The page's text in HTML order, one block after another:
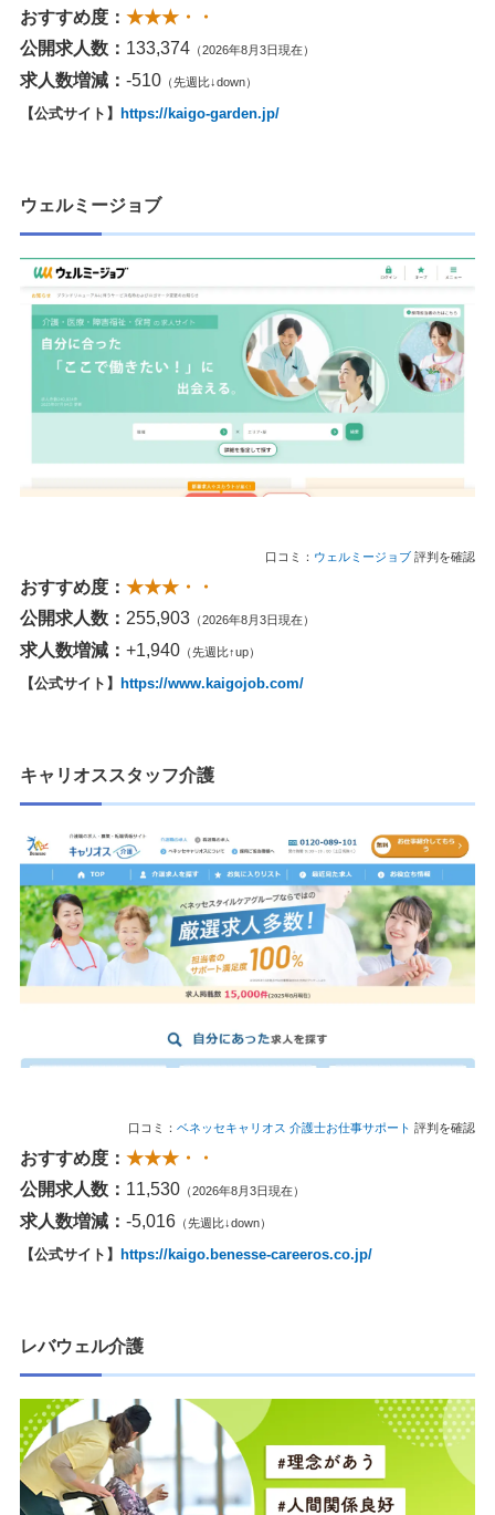
おすすめ度： ★★★・・
公開求人数： 133,374 （2026年8月3日現在）
求人数増減： -510 （先週比↓down）
【公式サイト】 https://kaigo-garden.jp/
ウェルミージョブ
口コミ： ウェルミージョブ 評判を確認
おすすめ度： ★★★・・
公開求人数： 255,903 （2026年8月3日現在）
求人数増減： +1,940 （先週比↑up）
【公式サイト】 https://www.kaigojob.com/
キャリオススタッフ介護
口コミ： ベネッセキャリオス 介護士お仕事サポート 評判を確認
おすすめ度： ★★★・・
公開求人数： 11,530 （2026年8月3日現在）
求人数増減： -5,016 （先週比↓down）
【公式サイト】 https://kaigo.benesse-careeros.co.jp/
レバウェル介護